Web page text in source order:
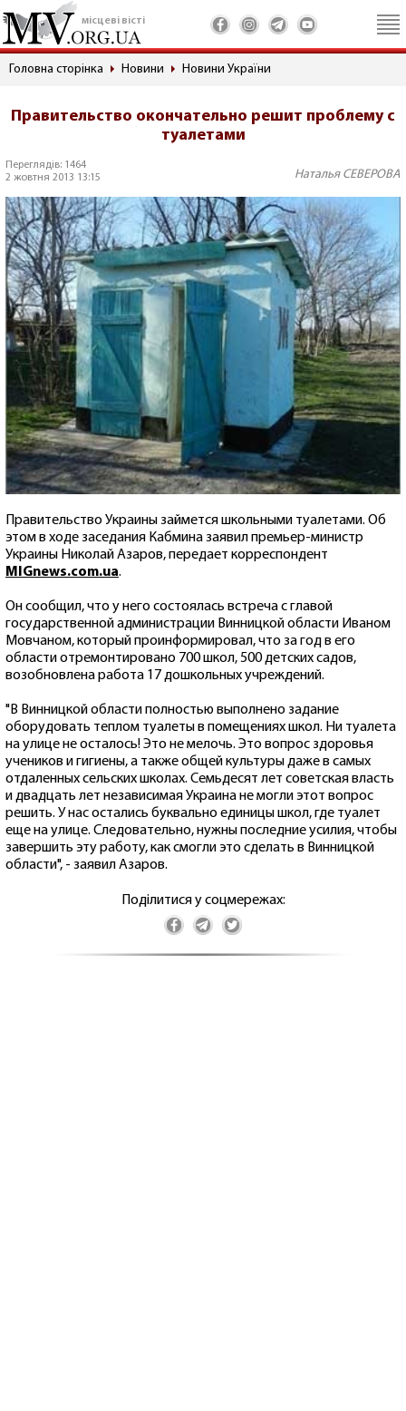
місцеві вісті
Головна сторінка Новини Новини України
Правительство окончательно решит проблему с
туалетами
Переглядів: 1464
2 жовтня 2013 13:15
Наталья СЕВЕРОВА
Правительство Украины займется школьными туалетами. Об
этом в ходе заседания Кабмина заявил премьер-министр
Украины Николай Азаров, передает корреспондент
MIGnews.com.ua.
Он сообщил, что у него состоялась встреча с главой
государственной администрации Винницкой области Иваном
Мовчаном, который проинформировал, что за год в его
области отремонтировано 700 школ, 500 детских садов,
возобновлена работа 17 дошкольных учреждений.
"В Винницкой области полностью выполнено задание
оборудовать теплом туалеты в помещениях школ. Ни туалета
на улице не осталось! Это не мелочь. Это вопрос здоровья
учеников и гигиены, а также общей культуры даже в самых
отдаленных сельских школах. Семьдесят лет советская власть
и двадцать лет независимая Украина не могли этот вопрос
решить. У нас остались буквально единицы школ, где туалет
еще на улице. Следовательно, нужны последние усилия, чтобы
завершить эту работу, как смогли это сделать в Винницкой
области", - заявил Азаров.
Поділитися у соцмережах: